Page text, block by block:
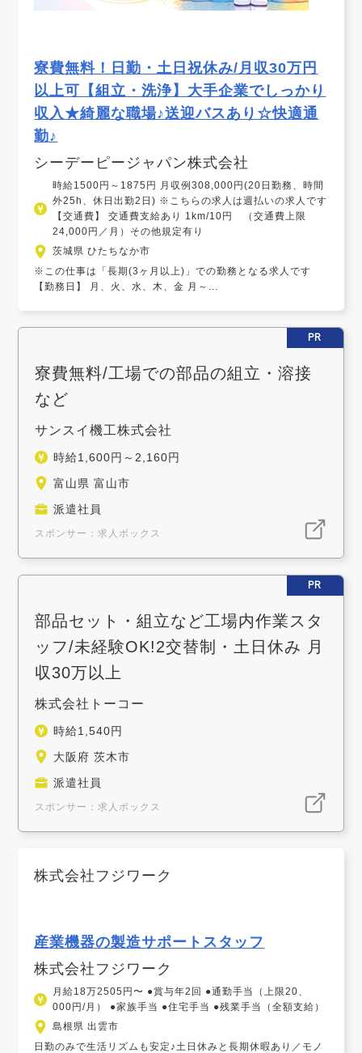
寮費無料！日勤・土日祝休み/月収30万円
以上可【組立・洗浄】大手企業でしっかり
収入★綺麗な職場♪送迎バスあり☆快適通
勤♪
シーデーピージャパン株式会社
時給1500円～1875円 月収例308,000円(20日勤務、時間
外25h、休日出勤2日) ※こちらの求人は週払いの求人です
【交通費】 交通費支給あり 1km/10円 （交通費上限
24,000円／月）その他規定有り
茨城県 ひたちなか市
※この仕事は「長期(3ヶ月以上)」での勤務となる求人です
【勤務日】 月、火、水、木、金 月～...
PR
寮費無料/工場での部品の組立・溶接
など
サンスイ機工株式会社
時給1,600円～2,160円
富山県 富山市
派遣社員
スポンサー：求人ボックス
PR
部品セット・組立など工場内作業スタ
ッフ/未経験OK!2交替制・土日休み 月
収30万以上
株式会社トーコー
時給1,540円
大阪府 茨木市
派遣社員
スポンサー：求人ボックス
株式会社フジワーク
産業機器の製造サポートスタッフ
株式会社フジワーク
月給18万2505円〜 ●賞与年2回 ●通勤手当（上限20、
000円/月） ●家族手当 ●住宅手当 ●残業手当（全額支給）
島根県 出雲市
日勤のみで生活リズムも安定♪土日休みと長期休暇あり／モノ